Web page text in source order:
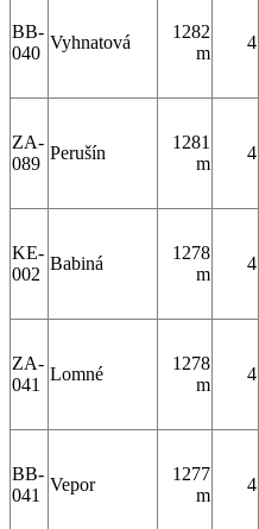
BB-
040
Vyhnatová
1282
m
4
ZA-
089
Perušín
1281
m
4
KE-
002
Babiná
1278
m
4
ZA-
041
Lomné
1278
m
4
BB-
041
Vepor
1277
m
4